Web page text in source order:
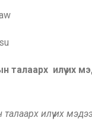
талаарх илүү их
илүү их